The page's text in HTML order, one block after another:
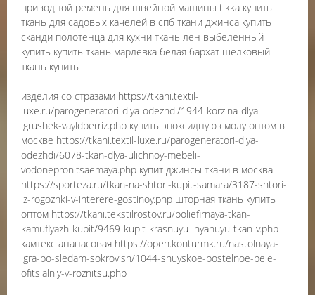
приводной ремень для швейной машины tikka купить
ткань для садовых качелей в спб ткани джинса купить
сканди полотенца для кухни ткань лен выбеленный
купить купить ткань марлевка белая бархат шелковый
ткань купить
изделия со стразами https://tkani.textil-
luxe.ru/parogeneratori-dlya-odezhdi/1944-korzina-dlya-
igrushek-vayldberriz.php купить эпоксидную смолу оптом в
москве https://tkani.textil-luxe.ru/parogeneratori-dlya-
odezhdi/6078-tkan-dlya-ulichnoy-mebeli-
vodonepronitsaemaya.php купит джинсы ткани в москва
https://sporteza.ru/tkan-na-shtori-kupit-samara/3187-shtori-
iz-rogozhki-v-interere-gostinoy.php шторная ткань купить
оптом https://tkani.tekstilrostov.ru/poliefirnaya-tkan-
kamuflyazh-kupit/9469-kupit-krasnuyu-lnyanuyu-tkan-v.php
камтекс ананасовая https://open.konturmk.ru/nastolnaya-
igra-po-sledam-sokrovish/1044-shuyskoe-postelnoe-bele-
ofitsialniy-v-roznitsu.php